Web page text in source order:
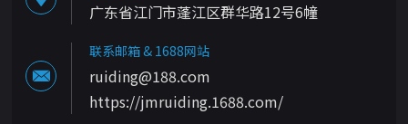
广东省江门市蓬江区群华路12号6幢
联系邮箱 & 1688网站
ruiding@188.com
https://jmruiding.1688.com/